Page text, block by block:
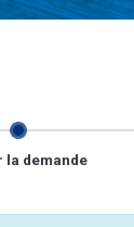
la demande